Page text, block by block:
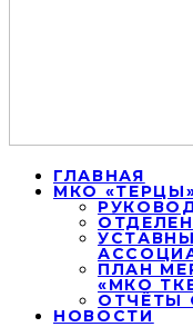
ГЛАВНАЯ
МКО
ПЛАН
«МКО
ОТЧЁТЫ
НОВОСТИ